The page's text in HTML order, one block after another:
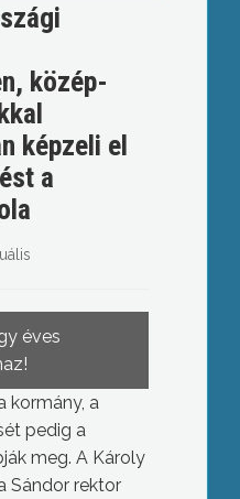
közép-
képzeli el
a
éves
kormány, a
pedig a
meg. A Károly
Sándor rektor